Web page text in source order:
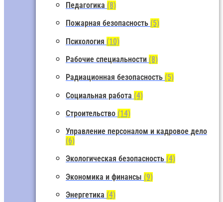
Педагогика (8)
Пожарная безопасность (5)
Психология (10)
Рабочие специальности (8)
Радиационная безопасность (5)
Социальная работа (4)
Строительство (14)
Управление персоналом и кадровое дело
(6)
Экологическая безопасность (4)
Экономика и финансы (9)
Энергетика (4)